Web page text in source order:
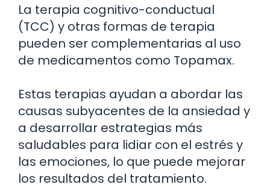
La terapia cognitivo-conductual
(TCC) y otras formas de terapia
pueden ser complementarias al uso
de medicamentos como Topamax.
Estas terapias ayudan a abordar las
causas subyacentes de la ansiedad y
a desarrollar estrategias más
saludables para lidiar con el estrés y
las emociones, lo que puede mejorar
los resultados del tratamiento.